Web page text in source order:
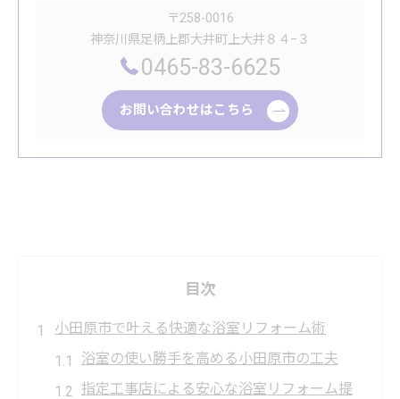
〒258-0016
神奈川県足柄上郡大井町上大井８４−３
0465-83-6625
お問い合わせはこちら
目次
小田原市で叶える快適な浴室リフォーム術
浴室の使い勝手を高める小田原市の工夫
指定工事店による安心な浴室リフォーム提